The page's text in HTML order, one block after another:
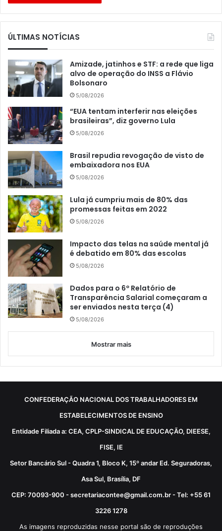
ÚLTIMAS NOTÍCIAS
Amizade, jatinhos e STF: a rede que liga
alvo de operação do INSS a Flávio
Bolsonaro
5/08/2026
“EUA tentam interferir nas eleições
brasileiras”, diz governo Lula
5/08/2026
Brasil repudia revogação de visto de
embaixadora nos EUA
5/08/2026
Lula já cumpriu mais de 80% das
promessas feitas em 2022
5/08/2026
Impacto das telas na saúde mental já
é debatido em 80% das escolas
5/08/2026
Dados para o 6º Relatório de
Transparência Salarial começaram a
ser enviados nesta terça (4)
5/08/2026
Mostrar mais
CONFEDERAÇÃO NACIONAL DOS TRABALHADORES EM
ESTABELECIMENTOS DE ENSINO
Entidade Filiada a: CEA, CPLP-SINDICAL DE EDUCAÇÃO, DIEESE,
FISE, IE
Setor Bancário Sul - Quadra 1, Bloco K, 15º andar Ed. Seguradoras,
Asa Sul, Brasília, DF
CEP: 70093-900 - secretariacontee@gmail.com.br - Tel: +55 61
3226 1278
As imagens reproduzidas nesse portal são de reproduções